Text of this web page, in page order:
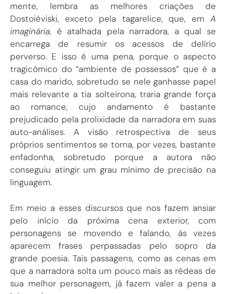
mente, lembra as melhores criações de
Dostoiéviski, exceto pela tagarelice, que, em A
imaginária, é atalhada pela narradora, a qual se
encarrega de resumir os acessos de delírio
perverso. E isso é uma pena, porque o aspecto
tragicômico do “ambiente de possessos” que é a
casa do marido, sobretudo se nele ganhasse papel
mais relevante a tia solteirona, traria grande força
ao romance, cujo andamento é bastante
prejudicado pela prolixidade da narradora em suas
auto-análises. A visão retrospectiva de seus
próprios sentimentos se torna, por vezes, bastante
enfadonha, sobretudo porque a autora não
conseguiu atingir um grau mínimo de precisão na
linguagem.
Em meio a esses discursos que nos fazem ansiar
pelo início da próxima cena exterior, com
personagens se movendo e falando, às vezes
aparecem frases perpassadas pelo sopro da
grande poesia. Tais passagens, como as cenas em
que a narradora solta um pouco mais as rédeas de
sua melhor personagem, já fazem valer a pena a